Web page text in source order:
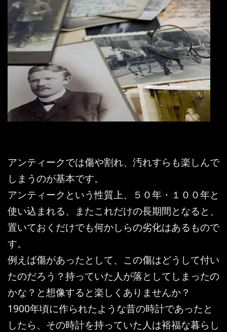
アンティークでは傷や割れ、汚れすらも楽しんで
しまうのが基本です。
アンティークという性質上、５０年・１００年と
使い込まれる、またこれだけの長期間となると、
置いておくだけでも何かしらの劣化はあるもので
す。
例えば傷があったとして、この傷はどうして付い
たのだろう？持っていた人が落としてしまったの
かな？と想像すると楽しくありませんか？
1900年頃に作られたような昔の時計であったと
したら、その時計を持っていた人は裕福な暮らし